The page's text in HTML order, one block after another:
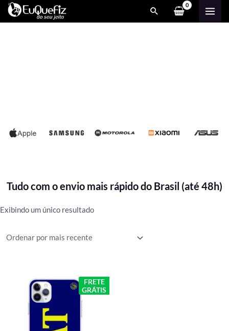
Tudo com o envio mais rápido do Brasil (até 48h)
Exibindo um único resultado
FRETE
GRÁTIS
O
preço
original
era:
R$ 59,90.
O
preço
R$ 49,90.